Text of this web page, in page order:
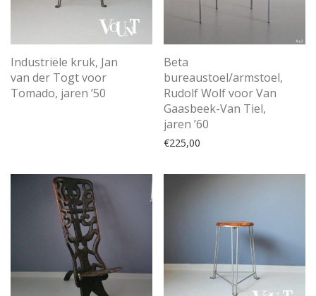
Industriële kruk, Jan
van der Togt voor
Tomado, jaren ’50
Beta
bureaustoel/armstoel,
Rudolf Wolf voor Van
Gaasbeek-Van Tiel,
jaren ’60
€225,00